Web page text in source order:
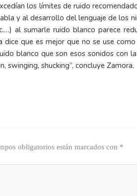
los límites de ruido
y al desarrollo del lenguaje de los
al sumarle ruido blanco parece
que es mejor que no se use
blanco que son esos sonidos con
swinging, shucking”, concluye Zamora.
obligatorios están marcados con *